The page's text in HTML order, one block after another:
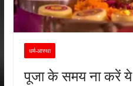
धर्म-आस्था
पूजा के समय ना करें ये